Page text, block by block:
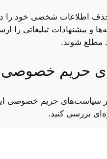
اطلاعات شخصی خود را
و پیشنهادات تبلیغاتی را
مطلع شوند.
حریم خصوصی
سیاست‌های حریم خصوصی
بررسی کنید.